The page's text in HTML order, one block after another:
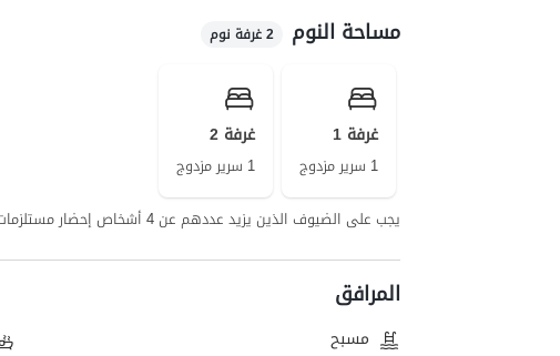
مساحة النوم 2 غرفة نوم
غرفة 1
1 سرير مزدوج
غرفة 2
1 سرير مزدوج
يجب على الضيوف الذين يزيد عددهم عن 4 أشخاص إحضار مستلزمات النوم الخاصة بهم.
المرافق
مسبح